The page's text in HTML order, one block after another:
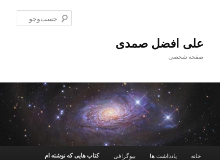
علی افضل صمدی
صفحه شخصی
خانه یادداشت ها بیوگرافی کتاب هایی که نوشته ام